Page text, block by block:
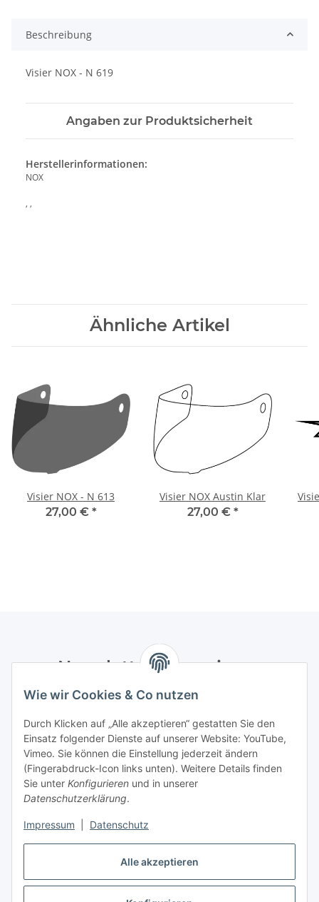
Alle akzeptieren
Wie wir Cookies & Co nutzen
Durch Klicken auf „Alle akzeptieren“ gestatten Sie den
Einsatz folgender Dienste auf unserer Website: YouTube,
Vimeo. Sie können die Einstellung jederzeit ändern
(Fingerabdruck-Icon links unten). Weitere Details finden
Sie unter Konfigurieren und in unserer
Datenschutzerklärung.
Impressum Datenschutz
Beschreibung
Visier NOX - N 619
Angaben zur Produktsicherheit
Herstellerinformationen:
NOX
, ,
Ähnliche Artikel
Visier NOX - N 613
27,00 € *
Visier NOX Austin Klar
27,00 € *
Newsletter Abonnieren
Bitte senden Sie mir entsprechend Ihrer
Informationen zu Ihrem Produktsortiment per E-Mail zu.
Abonnieren
Newsletter Abonnieren